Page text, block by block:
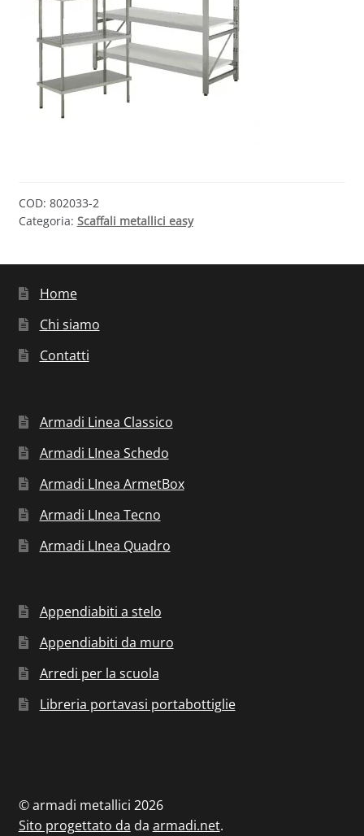
COD: 802033-2
Categoria: Scaffali metallici easy
Home
Chi siamo
Contatti
Armadi Linea Classico
Armadi LInea Schedo
Armadi LInea ArmetBox
Armadi LInea Tecno
Armadi LInea Quadro
Appendiabiti a stelo
Appendiabiti da muro
Arredi per la scuola
Libreria portavasi portabottiglie
© armadi metallici 2026
Sito progettato da da armadi.net.